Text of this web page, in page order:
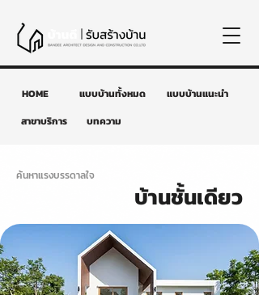
HOME แบบบ้านทั้งหมด
แบบบ้านแนะนำ
สาขาบริการ
บทความ
ค้นหาแรงบรรดาลใจ
บ้านชั้นเดียว